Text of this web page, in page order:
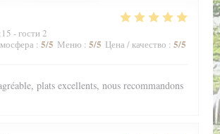
- гости 2
: 5/5 Меню : 5/5 Цена / качество : 5/5
plats excellents, nous recommandons